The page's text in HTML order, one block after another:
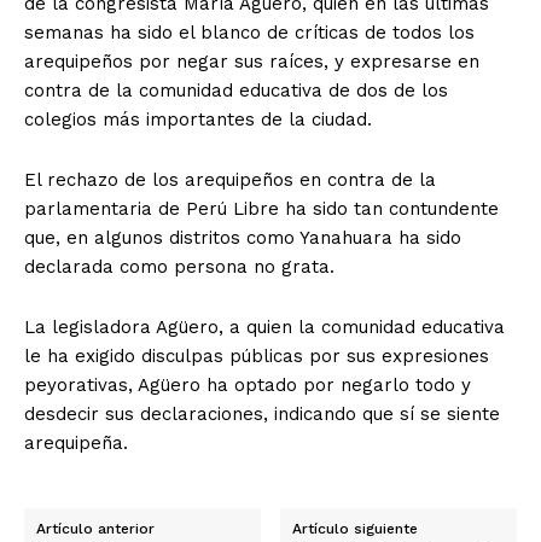
semanas ha sido el blanco de críticas de todos los
arequipeños por negar sus raíces, y expresarse en
contra de la comunidad educativa de dos de los
colegios más importantes de la ciudad.
El rechazo de los arequipeños en contra de la
parlamentaria de Perú Libre ha sido tan contundente
que, en algunos distritos como Yanahuara ha sido
declarada como persona no grata.
La legisladora Agüero, a quien la comunidad educativa
le ha exigido disculpas públicas por sus expresiones
peyorativas, Agüero ha optado por negarlo todo y
desdecir sus declaraciones, indicando que sí se siente
arequipeña.
Artículo anterior Artículo siguiente